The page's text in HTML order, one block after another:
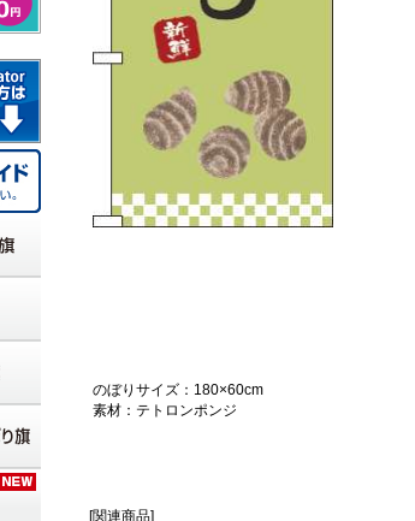
のぼりサイズ：180×60cm
素材：テトロンポンジ
[関連商品]